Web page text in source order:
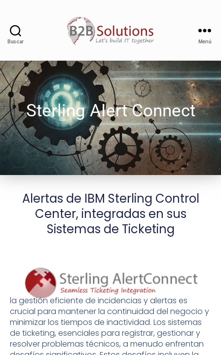
Buscar Menú
Sterling AIert Connect
Alertas de IBM Sterling Control
Center, integradas en sus
Sistemas de Ticketing
la gestión eficiente de incidencias y alertas es
crucial para mantener la continuidad del negocio y
minimizar los tiempos de inactividad. Los sistemas
de ticketing, esenciales para registrar, gestionar y
resolver problemas técnicos, a menudo enfrentan